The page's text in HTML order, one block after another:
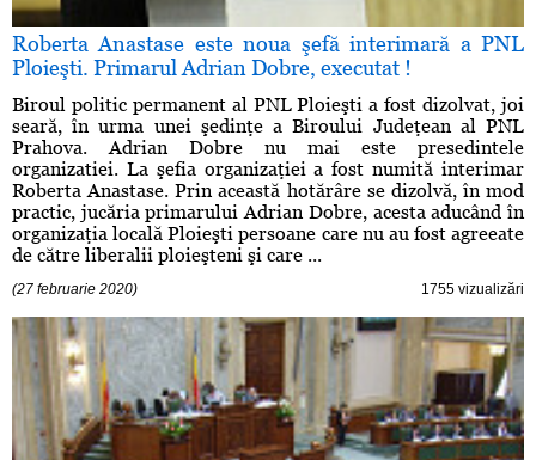
Roberta Anastase este noua şefă interimară a PNL
Ploieşti. Primarul Adrian Dobre, executat !
Biroul politic permanent al PNL Ploieşti a fost dizolvat, joi
seară, în urma unei şedinţe a Biroului Judeţean al PNL
Prahova. Adrian Dobre nu mai este presedintele
organizatiei. La şefia organizaţiei a fost numită interimar
Roberta Anastase. Prin această hotărâre se dizolvă, în mod
practic, jucăria primarului Adrian Dobre, acesta aducând în
organizaţia locală Ploieşti persoane care nu au fost agreeate
de către liberalii ploieşteni şi care ...
(27 februarie 2020) 1755 vizualizări